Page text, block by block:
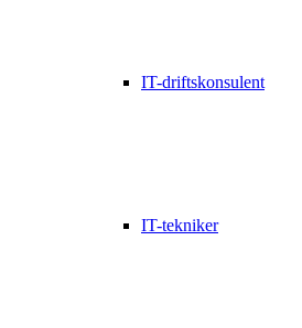
IT-driftskonsulent
IT-tekniker